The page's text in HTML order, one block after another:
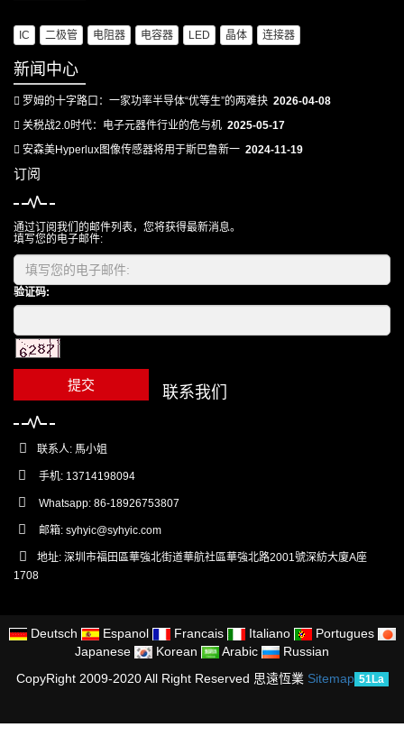
IC 二极管 电阻器 电容器 LED 晶体 连接器
新闻中心
罗姆的十字路口：一家功率半导体“优等生”的两难抉 2026-04-08
关税战2.0时代：电子元器件行业的危与机 2025-05-17
安森美Hyperlux图像传感器将用于斯巴鲁新一 2024-11-19
订阅
通过订阅我们的邮件列表，您将获得最新消息。
填写您的电子邮件:
验证码:
提交 联系我们
联系人: 馬小姐
手机: 13714198094
Whatsapp: 86-18926753807
邮箱: syhyic@syhyic.com
地址: 深圳市福田區華強北街道華航社區華強北路2001號深紡大廈A座
1708
Deutsch Espanol Francais Italiano
Portugues
Japanese
Korean Arabic
Russian
CopyRight 2009-2020 All Right Reserved 思遠恆業 Sitemap 51La